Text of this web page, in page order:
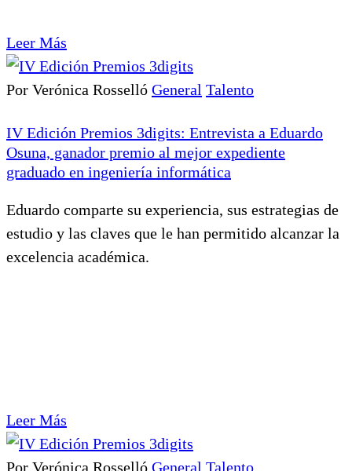
Leer Más
Por Verónica Rosselló General Talento
IV Edición Premios 3digits: Entrevista a Eduardo
Osuna, ganador premio al mejor expediente
graduado en ingeniería informática
Eduardo comparte su experiencia, sus estrategias de
estudio y las claves que le han permitido alcanzar la
excelencia académica.
Leer Más
Por Verónica Rosselló General Talento